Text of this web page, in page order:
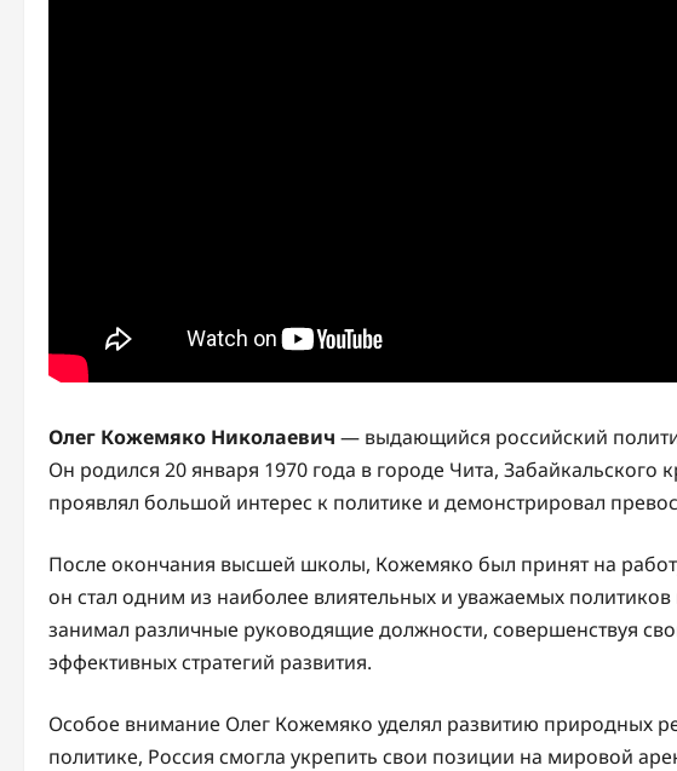
Олег Кожемяко Николаевич — выдающийся российский
Он родился 20 января 1970 года в городе Чита, Забайкальского
проявлял большой интерес к политике и демонстрировал
После окончания высшей школы, Кожемяко был принят на
он стал одним из наиболее влиятельных и уважаемых
занимал различные руководящие должности, совершенствуя
эффективных стратегий развития.
Особое внимание Олег Кожемяко уделял развитию природных
политике, Россия смогла укрепить свои позиции на мировой